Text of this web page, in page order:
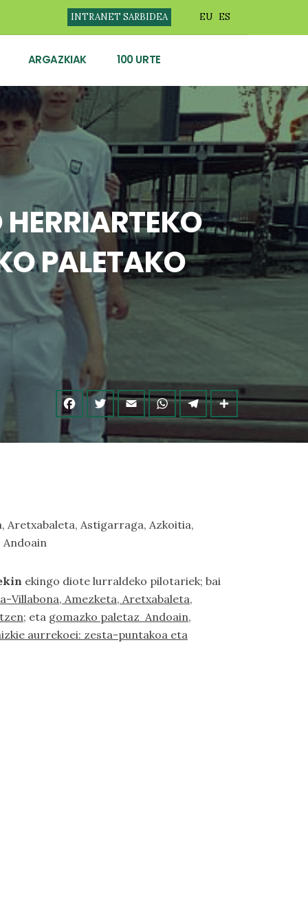
INTRANET SARBIDEA EU ES
ARGAZKIAK 100 URTE
PALETAKO
Aretxabaleta, Astigarraga, Azkoitia,
Andoain
ekingo diote lurraldeko pilotariek; bai
Villabona, Amezketa, Aretxabaleta,
; eta gomazko paletaz Andoain,
aurrekoei: zesta-puntakoa eta